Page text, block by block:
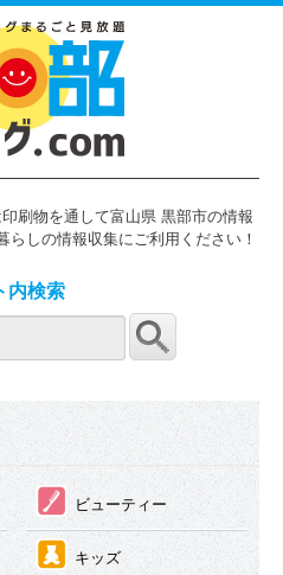
刷物を通して富山県 黒部市の情報
らしの情報収集にご利用ください！
内検索
② ビューティー
④ キッズ